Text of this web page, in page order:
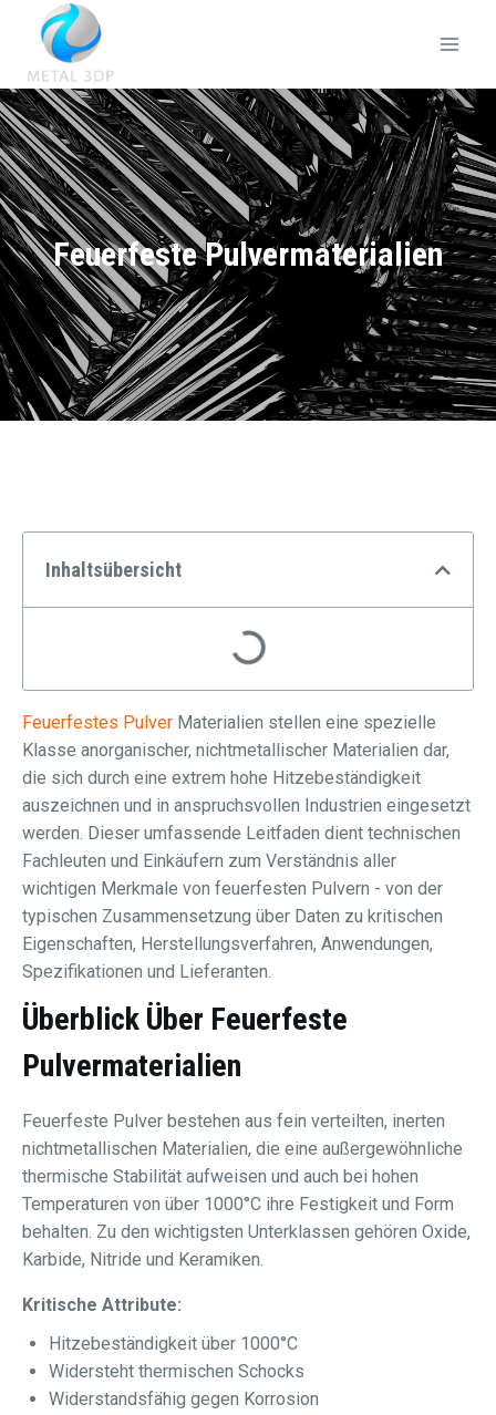
Feuerfeste Pulvermaterialien
Inhaltsübersicht
Feuerfestes Pulver Materialien stellen eine spezielle
Klasse anorganischer, nichtmetallischer Materialien dar,
die sich durch eine extrem hohe Hitzebeständigkeit
auszeichnen und in anspruchsvollen Industrien eingesetzt
werden. Dieser umfassende Leitfaden dient technischen
Fachleuten und Einkäufern zum Verständnis aller
wichtigen Merkmale von feuerfesten Pulvern - von der
typischen Zusammensetzung über Daten zu kritischen
Eigenschaften, Herstellungsverfahren, Anwendungen,
Spezifikationen und Lieferanten.
Überblick Über Feuerfeste
Pulvermaterialien
Feuerfeste Pulver bestehen aus fein verteilten, inerten
nichtmetallischen Materialien, die eine außergewöhnliche
thermische Stabilität aufweisen und auch bei hohen
Temperaturen von über 1000°C ihre Festigkeit und Form
behalten. Zu den wichtigsten Unterklassen gehören Oxide,
Karbide, Nitride und Keramiken.
Kritische Attribute:
Hitzebeständigkeit über 1000°C
Widersteht thermischen Schocks
Widerstandsfähig gegen Korrosion